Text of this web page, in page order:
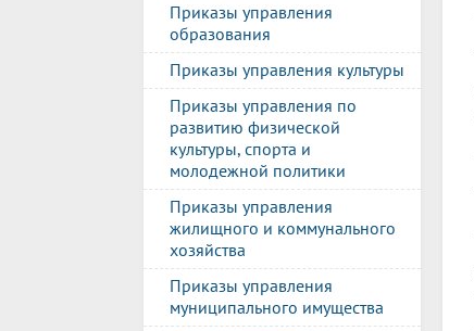
Приказы управления
образования
Приказы управления культуры
Приказы управления по
развитию физической
культуры, спорта и
молодежной политики
Приказы управления
жилищного и коммунального
хозяйства
Приказы управления
муниципального имущества